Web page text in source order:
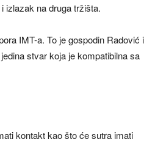
izlazak na druga tržišta.
IMT-a. To je gospodin Radović i
stvar koja je kompatibilna sa
kontakt kao što će sutra imati